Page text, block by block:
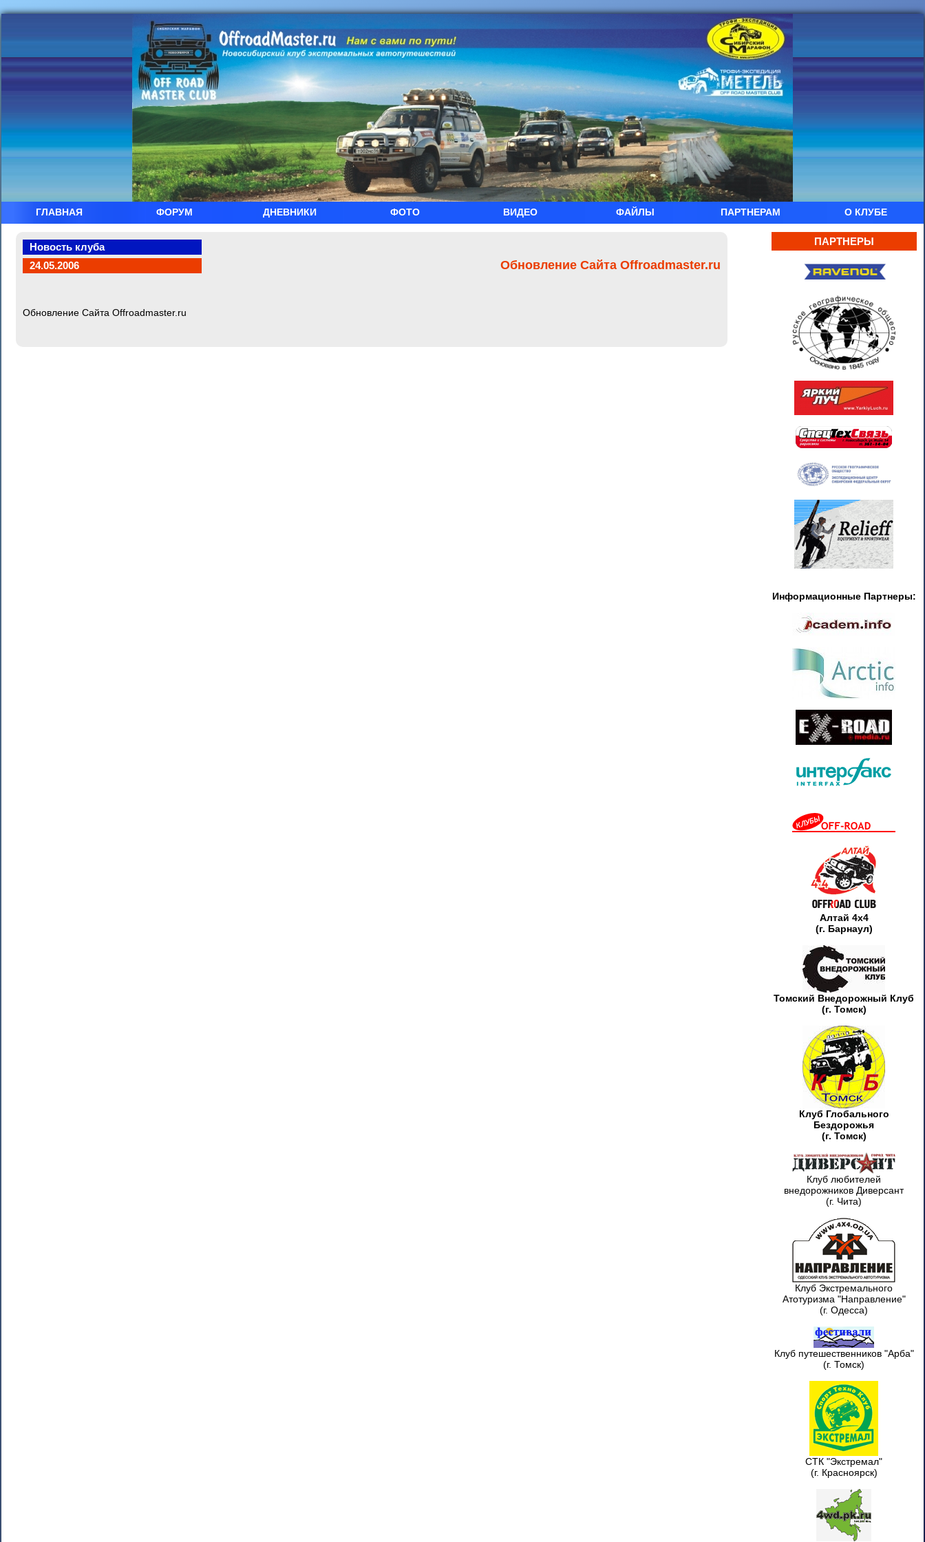
ГЛАВНАЯ ФОРУМ ДНЕВНИКИ ФОТО ВИДЕО ФАЙЛЫ ПАРТНЕРАМ О КЛУБЕ
Новость клуба
Обновление Сайта Offroadmaster.ru
24.05.2006
Обновление Сайта Offroadmaster.ru
ПАРТНЕРЫ
Информационные Партнеры:
Алтай 4х4
(г. Барнаул)
Томский Внедорожный Клуб
(г. Томск)
Клуб Глобального
Бездорожья
(г. Томск)
Клуб любителей
внедорожников Диверсант
(г. Чита)
Клуб Экстремального
Атотуризма "Направление"
(г. Одесса)
Клуб путешественников "Арба"
(г. Томск)
СТК "Экстремал"
(г. Красноярск)